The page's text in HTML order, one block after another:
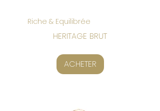
Riche & Equilibrée
HERITAGE BRUT
ACHETER